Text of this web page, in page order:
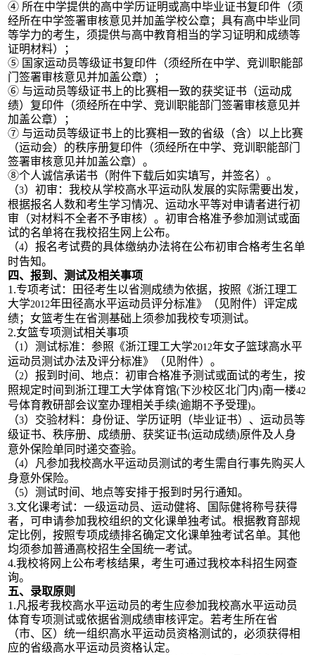
④ 所在中学提供的高中学历证明或高中毕业证书复印件（须
经所在中学签署审核意见并加盖学校公章；具有高中毕业同
等学力的考生，须提供与高中教育相当的学习证明和成绩等
证明材料）；
⑤ 国家运动员等级证书复印件（须经所在中学、竞训职能部
门签署审核意见并加盖公章）；
⑥ 与运动员等级证书上的比赛相一致的获奖证书（运动成
绩）复印件（须经所在中学、竞训职能部门签署审核意见并
加盖公章）；
⑦ 与运动员等级证书上的比赛相一致的省级（含）以上比赛
（运动会）的秩序册复印件（须经所在中学、竞训职能部门
签署审核意见并加盖公章）。
⑧个人诚信承诺书（附件下载后如实填写，并签名）。
（3）初审：我校从学校高水平运动队发展的实际需要出发，
根据报名人数和考生学习情况、运动水平等对申请者进行初
审（对材料不全者不予审核）。初审合格准予参加测试或面
试的名单将在我校招生网上公布。
（4）报名考试费的具体缴纳办法将在公布初审合格考生名单
时告知。
四、报到、测试及相关事项
1.专项考试：田径考生以省测成绩为依据，按照《浙江理工
大学2012年田径高水平运动员评分标准》（见附件）评定成
绩；女篮考生在省测基础上须参加我校专项测试。
2.女篮专项测试相关事项
（1）测试标准：参照《浙江理工大学2012年女子篮球高水平
运动员测试办法及评分标准》（见附件）。
（2）报到时间、地点：初审合格准予测试或面试的考生，按
照规定时间到浙江理工大学体育馆(下沙校区北门内)南一楼42
号体育教研部会议室办理相关手续(逾期不予受理)。
（3）交验材料：身份证、学历证明（毕业证书）、运动员等
级证书、秩序册、成绩册、获奖证书(运动成绩)原件及人身
意外保险单同时递交查验。
（4）凡参加我校高水平运动员测试的考生需自行事先购买人
身意外保险。
（5）测试时间、地点等安排于报到时另行通知。
3.文化课考试：一级运动员、运动健将、国际健将称号获得
者，可申请参加我校组织的文化课单独考试。根据教育部规
定比例，按照专项成绩排名确定文化课单独考试名单。其他
均须参加普通高校招生全国统一考试。
4.我校将网上公布考核结果，考生可通过我校本科招生网查
询。
五、录取原则
1.凡报考我校高水平运动员的考生应参加我校高水平运动员
体育专项测试或依据省测成绩审核评定。若考生所在省
（市、区）统一组织高水平运动员资格测试的，必须获得相
应的省级高水平运动员资格认定。